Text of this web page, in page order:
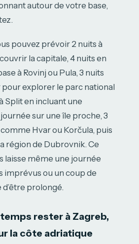
autour de votre base,
pouvez prévoir 2 nuits à
la capitale, 4 nuits en
à Rovinj ou Pula, 3 nuits
pour explorer le parc national
Split en incluant une
sur une île proche, 3
Hvar ou Korčula, puis
région de Dubrovnik. Ce
laisse même une journée
imprévus ou un coup de
prolongé.
rester à Zagreb,
la côte adriatique